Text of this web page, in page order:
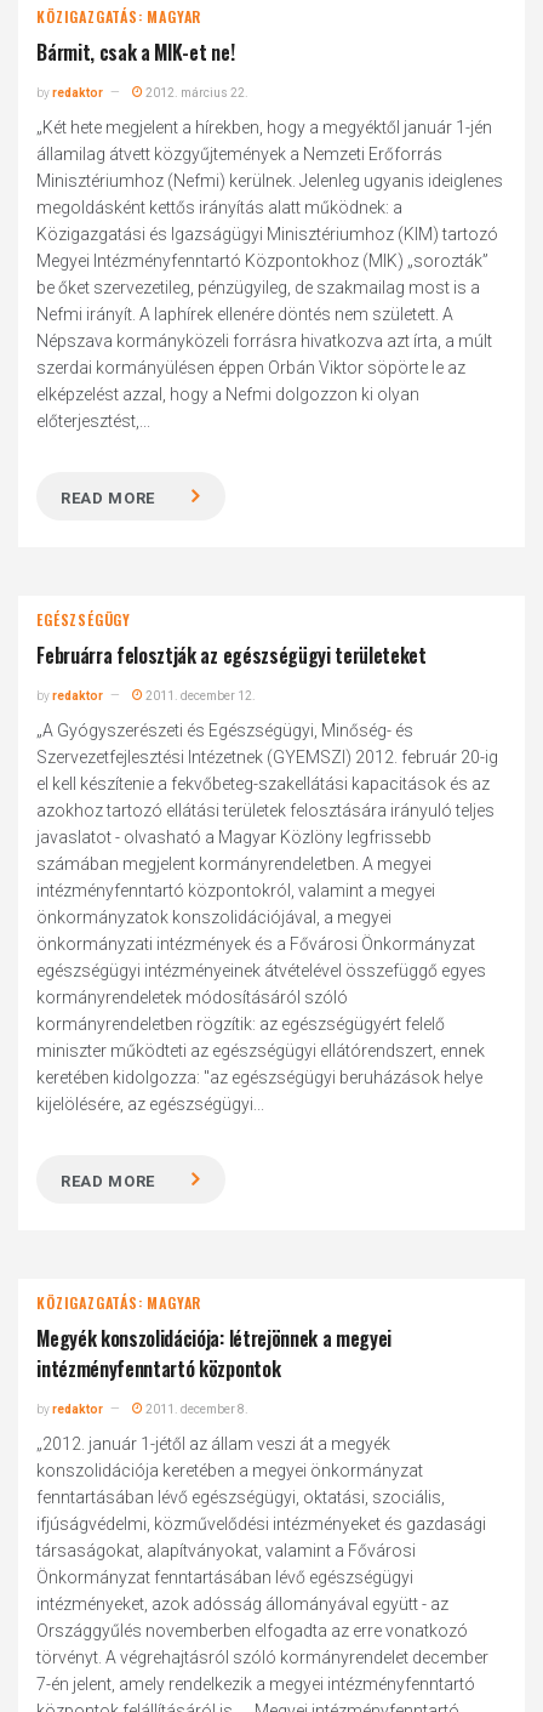
KÖZIGAZGATÁS: MAGYAR
Bármit, csak a MIK-et ne!
byredaktor 2012. március 22.
„Két hete megjelent a hírekben, hogy a megyéktől január 1-jén
államilag átvett közgyűjtemények a Nemzeti Erőforrás
Minisztériumhoz (Nefmi) kerülnek. Jelenleg ugyanis ideiglenes
megoldásként kettős irányítás alatt működnek: a
Közigazgatási és Igazságügyi Minisztériumhoz (KIM) tartozó
Megyei Intézményfenntartó Központokhoz (MIK) „sorozták”
be őket szervezetileg, pénzügyileg, de szakmailag most is a
Nefmi irányít. A laphírek ellenére döntés nem született. A
Népszava kormányközeli forrásra hivatkozva azt írta, a múlt
szerdai kormányülésen éppen Orbán Viktor söpörte le az
elképzelést azzal, hogy a Nefmi dolgozzon ki olyan
előterjesztést,...
READ MORE
EGÉSZSÉGÜGY
Februárra felosztják az egészségügyi területeket
byredaktor 2011. december 12.
„A Gyógyszerészeti és Egészségügyi, Minőség- és
Szervezetfejlesztési Intézetnek (GYEMSZI) 2012. február 20-ig
el kell készítenie a fekvőbeteg-szakellátási kapacitások és az
azokhoz tartozó ellátási területek felosztására irányuló teljes
javaslatot - olvasható a Magyar Közlöny legfrissebb
számában megjelent kormányrendeletben. A megyei
intézményfenntartó központokról, valamint a megyei
önkormányzatok konszolidációjával, a megyei
önkormányzati intézmények és a Fővárosi Önkormányzat
egészségügyi intézményeinek átvételével összefüggő egyes
kormányrendeletek módosításáról szóló
kormányrendeletben rögzítik: az egészségügyért felelő
miniszter működteti az egészségügyi ellátórendszert, ennek
keretében kidolgozza: "az egészségügyi beruházások helye
kijelölésére, az egészségügyi...
READ MORE
KÖZIGAZGATÁS: MAGYAR
Megyék konszolidációja: létrejönnek a megyei
intézményfenntartó központok
byredaktor 2011. december 8.
„2012. január 1-jétől az állam veszi át a megyék
konszolidációja keretében a megyei önkormányzat
fenntartásában lévő egészségügyi, oktatási, szociális,
ifjúságvédelmi, közművelődési intézményeket és gazdasági
társaságokat, alapítványokat, valamint a Fővárosi
Önkormányzat fenntartásában lévő egészségügyi
intézményeket, azok adósság állományával együtt - az
Országgyűlés novemberben elfogadta az erre vonatkozó
törvényt. A végrehajtásról szóló kormányrendelet december
7-én jelent, amely rendelkezik a megyei intézményfenntartó